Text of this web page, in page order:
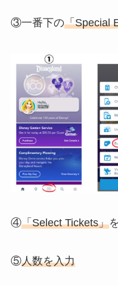
③一番下の「Special
④「Select Tickets」
⑤人数を入力